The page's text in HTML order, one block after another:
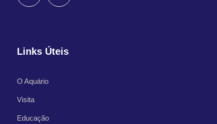
Links Úteis
O Aquário
Visita
Educação